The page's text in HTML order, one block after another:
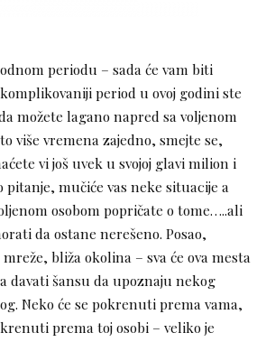
periodu – sada će vam biti
period u ovoj godini ste
možete lagano napred sa voljenom
više vremena zajedno, smejte se,
vi još uvek u svojoj glavi milion i
pitanje, mučiće vas neke situacije a
osobom popričate o tome…..ali
da ostane nerešeno. Posao,
bliža okolina – sva će ova mesta
davati šansu da upoznaju nekog
Neko će se pokrenuti prema vama,
prema toj osobi – veliko je